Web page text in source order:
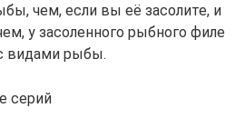
чем, если вы её засолите, и
у засоленного рыбного филе
видами рыбы.
серий